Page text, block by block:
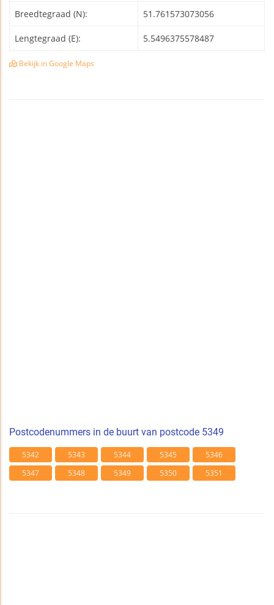
Breedtegraad (N): 51.761573073056
Lengtegraad (E): 5.5496375578487
Bekijk in Google Maps
Postcodenummers in de buurt van postcode 5349
5342 5343 5344 5345
5346
5347
5348 5349 5350 5351